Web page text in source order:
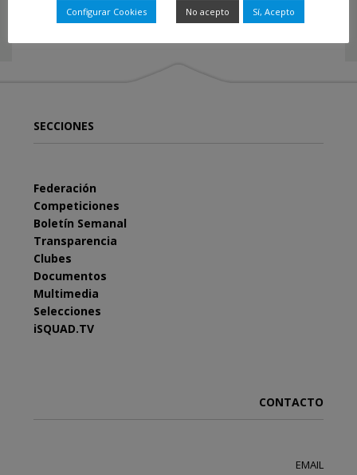
SECCIONES
Federación
Competiciones
Boletín Semanal
Transparencia
Clubes
Documentos
Multimedia
Selecciones
iSQUAD.TV
CONTACTO
EMAIL
Configurar Cookies No acepto Sí, Acepto